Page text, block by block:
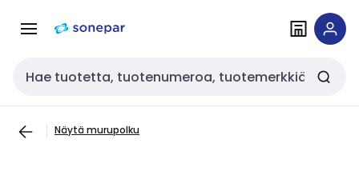
navigointiinsisältöön
Haku
Näytä murupolku